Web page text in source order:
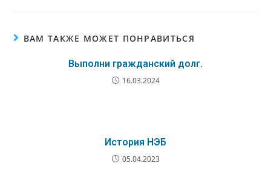
ВАМ ТАКЖЕ МОЖЕТ ПОНРАВИТЬСЯ
Выполни гражданский долг.
16.03.2024
История НЭБ
05.04.2023